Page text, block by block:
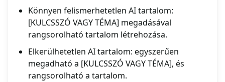
Könnyen felismerhetetlen AI tartalom:
[KULCSSZÓ VAGY TÉMA] megadásával
rangsorolható tartalom létrehozása.
Elkerülhetetlen AI tartalom: egyszerűen
megadható a [KULCSSZÓ VAGY TÉMA], és
rangsorolható a tartalom.